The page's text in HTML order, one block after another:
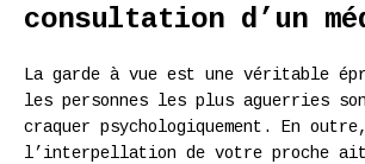
consultation d’un
La garde à vue est une véritable
les personnes les plus aguerries
craquer psychologiquement. En
l’interpellation de votre proche